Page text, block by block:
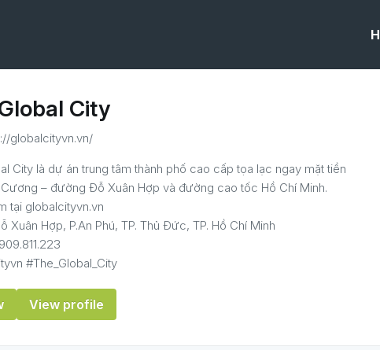
City
globalcityvn.vn/
City là dự án trung tâm thành phố cao cấp tọa lạc ngay mặt tiền
– đường Đỗ Xuân Hợp và đường cao tốc Hồ Chí Minh.
tại globalcityvn.vn
Xuân Hợp, P.An Phú, TP. Thủ Đức, TP. Hồ Chí Minh
#The_Global_City
View profile